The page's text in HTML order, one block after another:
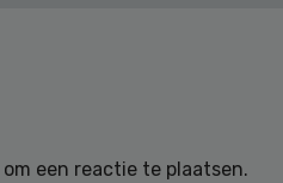
om een reactie te plaatsen.